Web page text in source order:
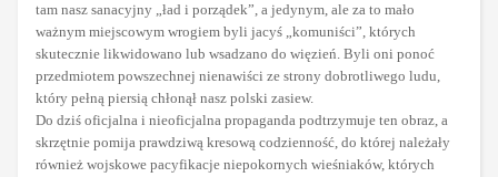
tam nasz sanacyjny „ład i porządek”, a jedynym, ale za to mało
ważnym miejscowym wrogiem byli jacyś „komuniści”, których
skutecznie likwidowano lub wsadzano do więzień. Byli oni ponoć
przedmiotem powszechnej nienawiści ze strony dobrotliwego ludu,
który pełną piersią chłonął nasz polski zasiew.
Do dziś oficjalna i nieoficjalna propaganda podtrzymuje ten obraz, a
skrzętnie pomija prawdziwą kresową codzienność, do której należały
również wojskowe pacyfikacje niepokornych wieśniaków, których